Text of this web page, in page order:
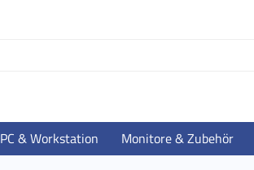
PC & Workstation Monitore & Zubehör